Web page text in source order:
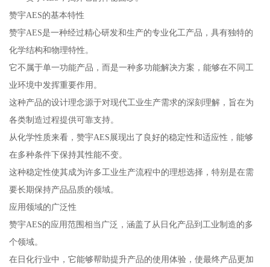
赞宇AES的基本特性
赞宇AES是一种经过精心研发和生产的专业化工产品，具有独特的
化学结构和物理特性。
它不属于单一功能产品，而是一种多功能解决方案，能够在不同工
业环境中发挥重要作用。
这种产品的设计理念源于对现代工业生产需求的深刻理解，旨在为
各类制造过程提供可靠支持。
从化学性质来看，赞宇AES展现出了良好的稳定性和适应性，能够
在多种条件下保持其性能不变。
这种稳定性使其成为许多工业生产流程中的理想选择，特别是在需
要长期保持产品品质的领域。
应用领域的广泛性
赞宇AES的应用范围相当广泛，涵盖了从日化产品到工业制造的多
个领域。
在日化行业中，它能够帮助提升产品的使用体验，使最终产品更加